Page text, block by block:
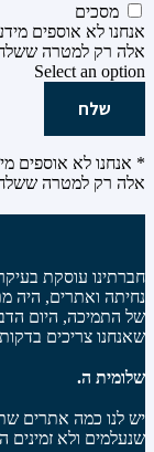
מסכים
אנחנו לא אוספים
אלה רק למטרה
Select an option
שלח
* אנחנו לא אוספים
אלה רק למטרה
חברתינו עוסקת
נחיתה ואתרים, היה
של התמיכה, היום
שאנחנו צריכים
שלומית ה.
יש לנו כמה אתרים
שנעלמים ולא זמינים